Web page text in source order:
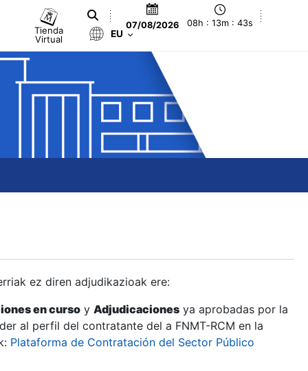
Tienda
Virtual
07/08/2026 08h : 13m : 44s
EU
ez diren adjudikazioak ere:
en curso y Adjudicaciones ya aprobadas por la
al perfil del contratante del a FNMT-RCM en la
Plataforma de Contratación del Sector Público